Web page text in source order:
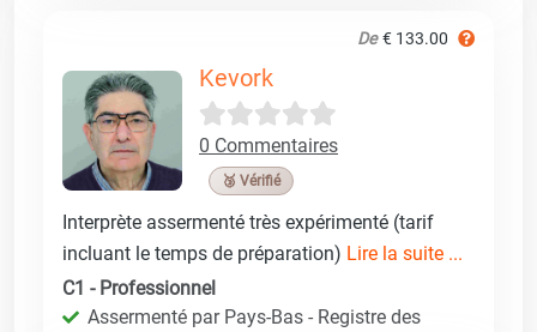
De € 133.00
Kevork
0 Commentaires
🥉 Vérifié
Interprète assermenté très expérimenté (tarif
incluant le temps de préparation) Lire la suite ...
C1 - Professionnel
Assermenté par Pays-Bas - Registre des